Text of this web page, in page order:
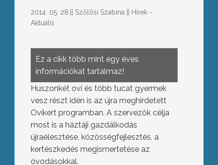
2014. 05. 28. Szõlõsi Szabina
Hírek -
Aktuális
Ez a cikk több mint egy éves
információkat tartalmaz!
Huszonkét ovi és több tucat gyermek
vesz részt idén is az újra meghirdetett
Ovikert programban. A szervezők célja
most is a háztáji gazdálkodás
újraélesztése, közösségfejlesztés, a
kertészkedés megismertetése az
óvodásokkal.